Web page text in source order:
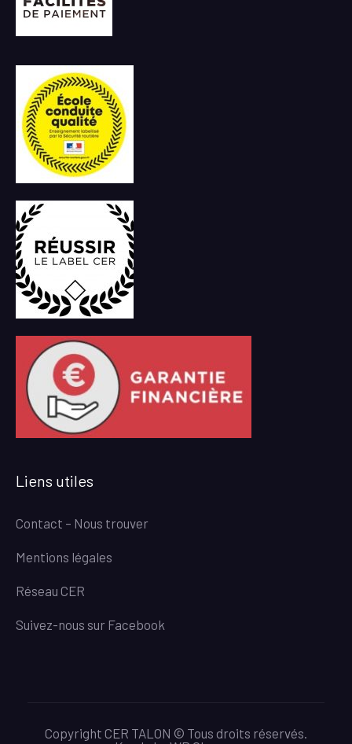
Liens utiles
Contact – Nous trouver
Mentions légales
Réseau CER
Suivez-nous sur Facebook
Copyright CER TALON © Tous droits réservés.